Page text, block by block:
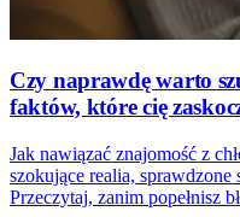
Czy naprawdę warto
faktów, które cię
Jak nawiązać znajomość z
szokujące realia, sprawdzone
Przeczytaj, zanim popełnisz